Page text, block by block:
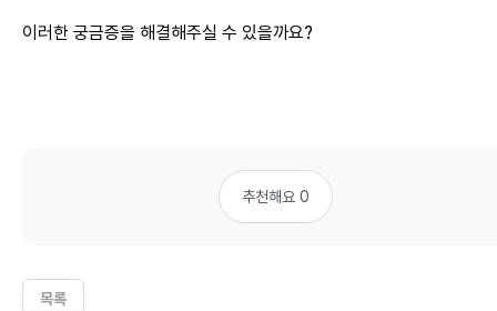
이러한 궁금증을 해결해주실 수 있을까요?
추천해요 0
목록